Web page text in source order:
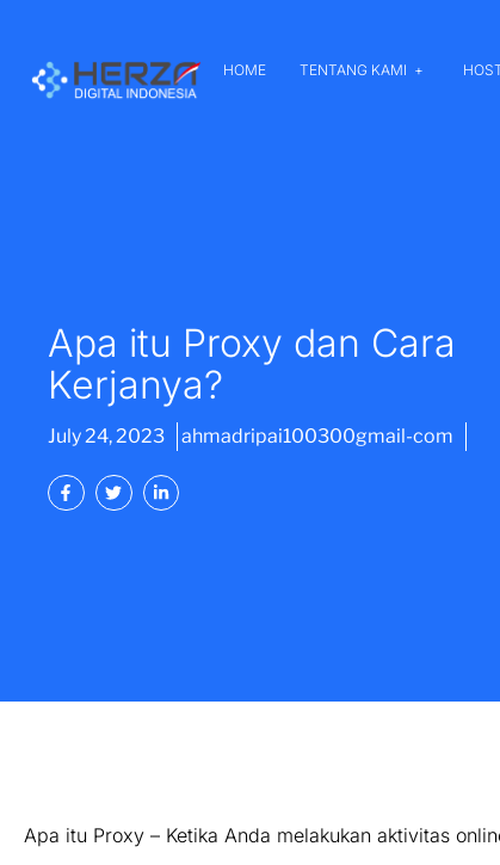
HOME TENTANG KAMI
Apa itu Proxy dan Cara
Kerjanya?
July 24, 2023 ahmadripai100300gmail-com
Apa itu Proxy – Ketika Anda melakukan aktivitas